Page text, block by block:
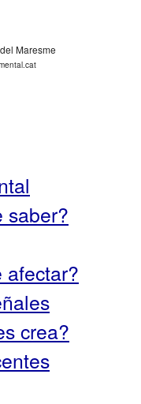
Maresme
saber?
afectar?
crea?